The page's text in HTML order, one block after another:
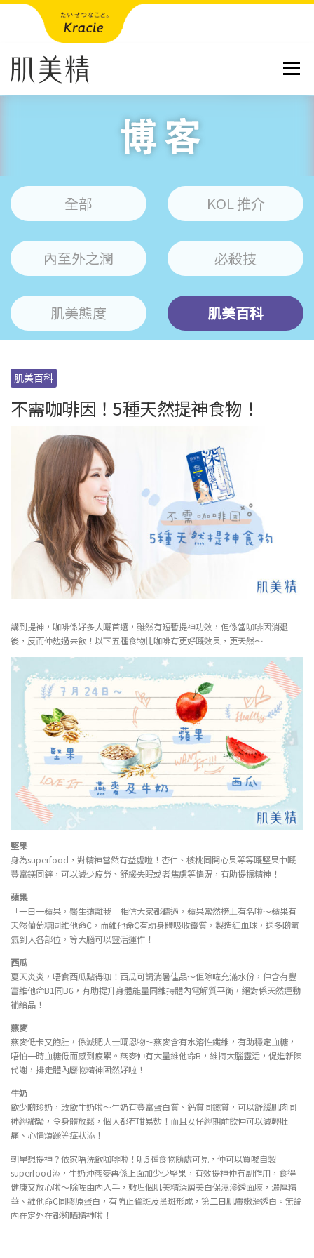
選單
全部 KOL 推介
內至外之潤 必殺技
肌美態度 肌美百科
肌美百科
不需咖啡因！5種天然提神食物！
講到提神，咖啡係好多人嘅首選，雖然有短暫提神功效，但係當咖啡因消退
後，反而仲攰過未飲！以下五種食物比咖啡有更好嘅效果，更天然～
堅果
身為superfood，對精神當然有益處啦！杏仁、核桃同開心果等等嘅堅果中嘅
豐富鎂同鋅，可以減少疲勞、舒緩失眠或者焦慮等情況，有助提振精神！
蘋果
「一日一蘋果，醫生遠離我」相信大家都聽過，蘋果當然榜上有名啦～蘋果有
天然葡萄糖同維他命C，而維他命C有助身體吸收鐵質，製造紅血球，送多啲氧
氣到人各部位，等大腦可以靈活運作！
西瓜
夏天炎炎，唔食西瓜點得咖！西瓜可謂消暑佳品～佢除咗充滿水份，仲含有豐
富維他命B1同B6，有助提升身體能量同維持體內電解質平衡，絕對係天然運動
補給品！
燕麥
燕麥低卡又飽肚，係減肥人士嘅恩物～燕麥含有水溶性纖維，有助穩定血糖，
唔怕一時血糖低而感到疲累。燕麥仲有大量維他命B，維持大腦靈活，促進新陳
代謝，排走體內廢物精神固然好啦！
牛奶
飲少啲珍奶，改飲牛奶啦～牛奶有豐富蛋白質、鈣質同鐵質，可以舒緩肌肉同
神經繃緊，令身體放鬆，個人都冇咁易攰！而且女仔經期前飲仲可以減輕肚
痛、心情煩躁等症狀添！
朝早想提神？依家唔洗飲咖啡啦！呢5種食物隨處可見，仲可以買嚟自製
superfood添，牛奶沖燕麥再係上面加少少堅果，有效提神仲冇副作用，食得
健康又放心啦～除咗由內入手，敷埋個肌美精深層美白保濕滲透面膜，濃厚精
華、維他命C同膠原蛋白，有防止雀斑及黑斑形成，第二日肌膚嫩滑透白。無論
內在定外在都夠晒精神啦！